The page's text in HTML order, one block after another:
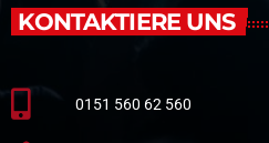
KONTAKTIERE UNS
0151 560 62 560